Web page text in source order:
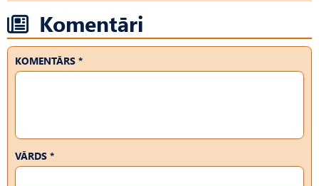
Komentāri
KOMENTĀRS *
VĀRDS *